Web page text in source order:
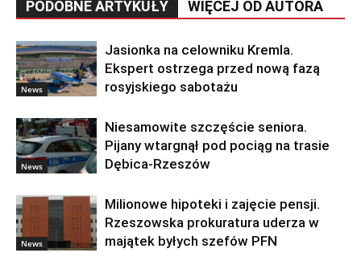
PODOBNE ARTYKUŁY WIĘCEJ OD AUTORA
News
Jasionka na celowniku Kremla.
Ekspert ostrzega przed nową fazą
rosyjskiego sabotażu
News
Niesamowite szczęście seniora.
Pijany wtargnął pod pociąg na trasie
Dębica-Rzeszów
News
Milionowe hipoteki i zajęcie pensji.
Rzeszowska prokuratura uderza w
majątek byłych szefów PFN